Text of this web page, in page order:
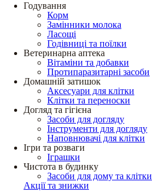
Годування
Корм
Замінники молока
Ласощі
Годівниці та поїлки
Ветеринарна аптека
Вітаміни та добавки
Протипаразитарні засоби
Домашній затишок
Аксесуари для клітки
Клітки та переноски
Догляд та гігієна
Засоби для догляду
Інструменти для догляду
Наповнювачі для клітки
Ігри та розваги
Іграшки
Чистота в будинку
Засоби для дому та клітки
Акції та знижки